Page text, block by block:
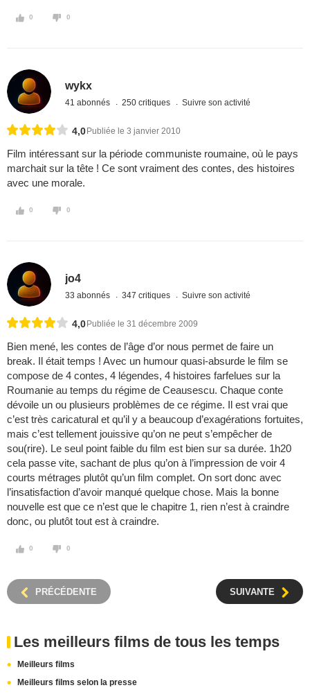
0 0
wykx
41 abonnés 250 critiques Suivre son activité
4,0 Publiée le 3 janvier 2010
Film intéressant sur la période communiste roumaine, où le pays
marchait sur la tête ! Ce sont vraiment des contes, des histoires
avec une morale.
0 0
jo4
33 abonnés 347 critiques Suivre son activité
4,0 Publiée le 31 décembre 2009
Bien mené, les contes de l’âge d’or nous permet de faire un
break. Il était temps ! Avec un humour quasi-absurde le film se
compose de 4 contes, 4 légendes, 4 histoires farfelues sur la
Roumanie au temps du régime de Ceausescu. Chaque conte
dévoile un ou plusieurs problèmes de ce régime. Il est vrai que
c’est très caricatural et qu’il y a beaucoup d’exagérations fortuites,
mais c’est tellement jouissive qu’on ne peut s’empêcher de
sou(rire). Le seul point faible du film est bien sur sa durée. 1h20
cela passe vite, sachant de plus qu’on à l’impression de voir 4
courts métrages plutôt qu’un film complet. On sort donc avec
l’insatisfaction d’avoir manqué quelque chose. Mais la bonne
nouvelle est que ce n’est que le chapitre 1, rien n’est à craindre
donc, ou plutôt tout est à craindre.
0 0
PRÉCÉDENTE SUIVANTE
Les meilleurs films de tous les temps
Meilleurs films
Meilleurs films selon la presse